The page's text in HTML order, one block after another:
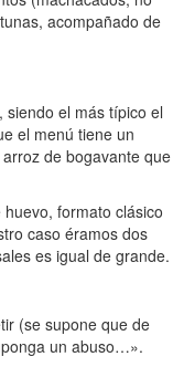
acompañado de
siendo el más típico el
el menú tiene un
de bogavante que
formato clásico
caso éramos dos
es igual de grande.
(se supone que de
un abuso…».